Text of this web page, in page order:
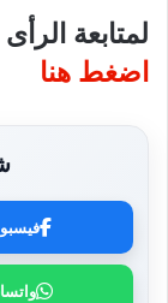
لمتابعة
اضغط هنا